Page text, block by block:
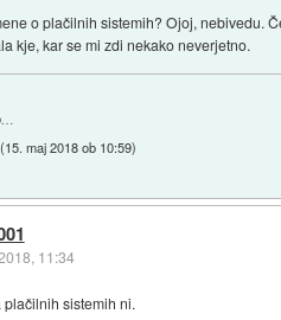
o plačilnih sistemih? Ojoj, nebivedu.
kje, kar se mi zdi nekako neverjetno.
(15. maj 2018 ob 10:59)
11:34
sistemih ni.